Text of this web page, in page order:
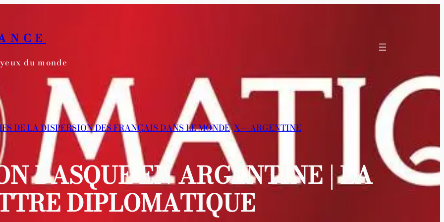
du monde
DE LA DISPERSION DES FRANÇAIS DANS LE MONDE, X—-ARGENTINE
BASQUE EN ARGENTINE | LA
DIPLOMATIQUE